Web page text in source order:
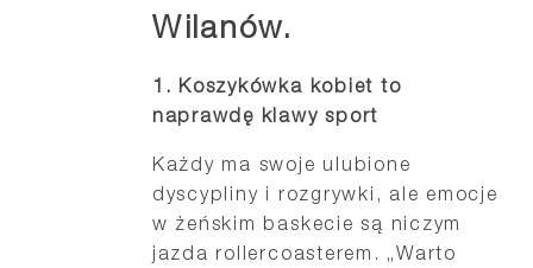
Wilanów.
1. Koszykówka kobiet to
naprawdę klawy sport
Każdy ma swoje ulubione
dyscypliny i rozgrywki, ale emocje
w żeńskim baskecie są niczym
jazda rollercoasterem. „Warto